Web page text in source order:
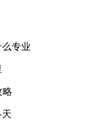
专业
略